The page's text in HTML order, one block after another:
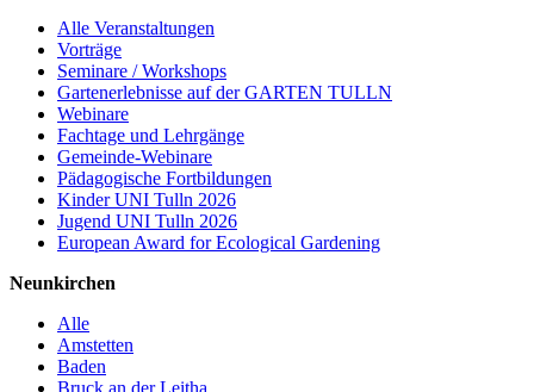
Alle Veranstaltungen
Vorträge
Seminare / Workshops
Gartenerlebnisse auf der GARTEN TULLN
Webinare
Fachtage und Lehrgänge
Gemeinde-Webinare
Pädagogische Fortbildungen
Kinder UNI Tulln 2026
Jugend UNI Tulln 2026
European Award for Ecological Gardening
Neunkirchen
Alle
Amstetten
Baden
Bruck an der Leitha